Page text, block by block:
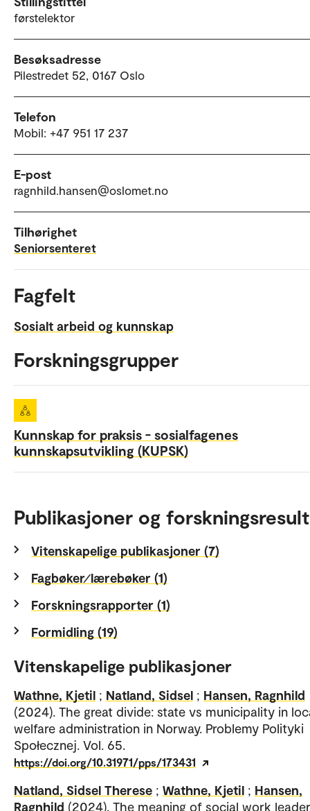
førstelektor
Besøksadresse
Pilestredet 52, 0167 Oslo
Telefon
Mobil: +47 951 17 237
E-post
ragnhild.hansen@oslomet.no
Tilhørighet
Seniorsenteret
Fagfelt
Sosialt arbeid og kunnskap
Forskningsgrupper
Kunnskap for praksis - sosialfagenes
kunnskapsutvikling (KUPSK)
Publikasjoner og
Vitenskapelige publikasjoner (7)
Fagbøker⁄lærebøker (1)
Forskningsrapporter (1)
Formidling (19)
Vitenskapelige publikasjoner
Wathne, Kjetil ; Natland, Sidsel ; Hansen, Ragnhild
(2024). The great divide: state vs municipality in
welfare administration in Norway. Problemy Polityki
Społecznej. Vol. 65.
https://doi.org/10.31971/pps/173431
Natland, Sidsel Therese ; Wathne, Kjetil ; Hansen,
Ragnhild (2024). The meaning of social work